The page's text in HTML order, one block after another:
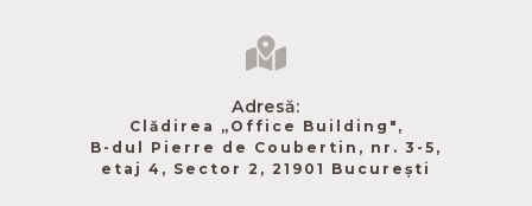
Adresă:
Clădirea „Office Building",
B-dul Pierre de Coubertin​, nr. 3-5,
etaj 4, Sector 2, 21901 București